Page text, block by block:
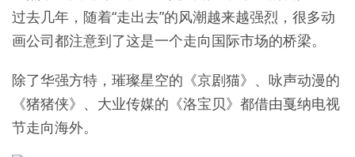
过去几年，随着“走出去”的风潮越来越强烈，很多动
画公司都注意到了这是一个走向国际市场的桥梁。
除了华强方特，璀璨星空的《京剧猫》、咏声动漫的
《猪猪侠》、大业传媒的《洛宝贝》都借由戛纳电视
节走向海外。